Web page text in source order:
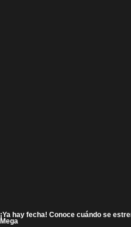
¡Ya hay fecha! Conoce cuándo se
Mega